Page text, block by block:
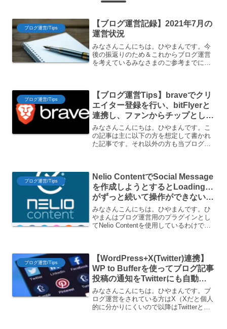
ブログ運営/Tips
【ブログ運営記録】2021年7月の
運営状況
みなさんこんにちは。ひやまんです。今
後の振返りのため＆これからブログ運営
を考えているみなさまのご参考までに、
WINGパッ...
ブログ運営/Tips
【ブログ運営Tips】braveでクリ
エイター登録を行い、bitFlyerと
連携し、ファンからチップとして
仮想通貨（BAT）を受け取るよう
にする設定方法をご紹介
みなさんこんにちは。ひやまんです。こ
の記事は主に以下の方を想定して書かれ
た記事です。それ以外の方も当ブログの
Bra...
ブログ運営/Tips
Nelio ContentでSocial Message
を作成しようとするとLoading…
がずっと続いて操作ができない現
象と回避策
みなさんこんにちは。ひやまんです。ひ
やまんはブログ運営用のプラグインとし
てNelio Contentを使用しているわけです
ブログ運営/Tips
【WordPress+X(Twitter)連携】
WP to Bufferを使ってブログ記事
投稿の通知をTwitterにも自動投
稿する方法
みなさんこんにちは。ひやまんです。ブ
ログ運営をされている方はX（Xだと個人
的に分かりにくいので以降はTwitterと呼